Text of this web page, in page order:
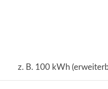
z. B. 100 kWh